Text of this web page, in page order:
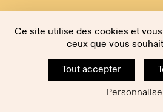
Ce site utilise des cookies et
ceux que vous
Tout accepter